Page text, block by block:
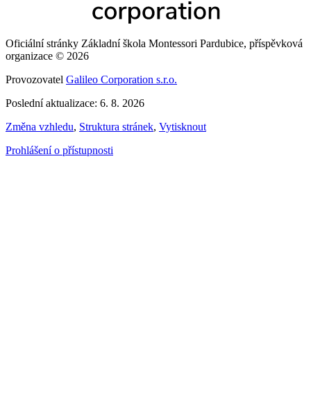
Oficiální stránky Základní škola Montessori Pardubice, příspěvková
organizace © 2026
Provozovatel Galileo Corporation s.r.o.
Poslední aktualizace: 6. 8. 2026
Změna vzhledu, Struktura stránek, Vytisknout
Prohlášení o přístupnosti